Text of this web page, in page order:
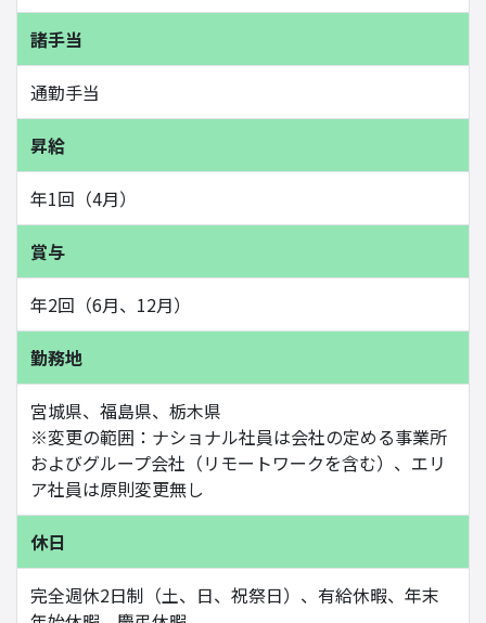
諸手当
通勤手当
昇給
年1回（4月）
賞与
年2回（6月、12月）
勤務地
宮城県、福島県、栃木県
※変更の範囲：ナショナル社員は会社の定める事業所
およびグループ会社（リモートワークを含む）、エリ
ア社員は原則変更無し
休日
完全週休2日制（土、日、祝祭日）、有給休暇、年末